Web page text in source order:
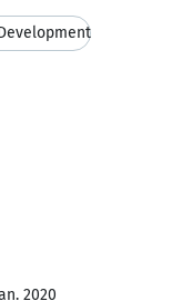
2020